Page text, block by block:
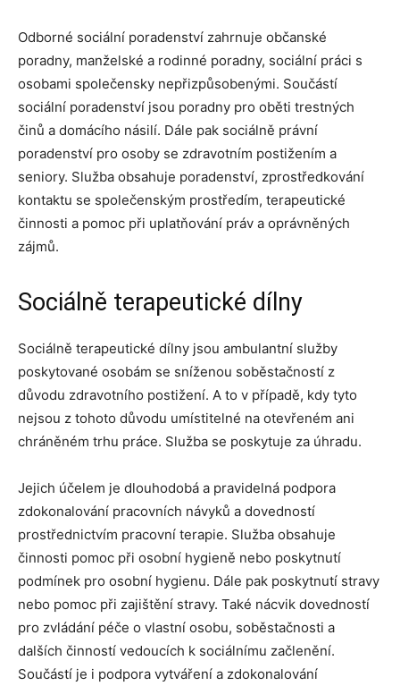
Odborné sociální poradenství zahrnuje občanské
poradny, manželské a rodinné poradny, sociální práci s
osobami společensky nepřizpůsobenými. Součástí
sociální poradenství jsou poradny pro oběti trestných
činů a domácího násilí. Dále pak sociálně právní
poradenství pro osoby se zdravotním postižením a
seniory. Služba obsahuje poradenství, zprostředkování
kontaktu se společenským prostředím, terapeutické
činnosti a pomoc při uplatňování práv a oprávněných
zájmů.
Sociálně terapeutické dílny
Sociálně terapeutické dílny jsou ambulantní služby
poskytované osobám se sníženou soběstačností z
důvodu zdravotního postižení. A to v případě, kdy tyto
nejsou z tohoto důvodu umístitelné na otevřeném ani
chráněném trhu práce. Služba se poskytuje za úhradu.
Jejich účelem je dlouhodobá a pravidelná podpora
zdokonalování pracovních návyků a dovedností
prostřednictvím pracovní terapie. Služba obsahuje
činnosti pomoc při osobní hygieně nebo poskytnutí
podmínek pro osobní hygienu. Dále pak poskytnutí stravy
nebo pomoc při zajištění stravy. Také nácvik dovedností
pro zvládání péče o vlastní osobu, soběstačnosti a
dalších činností vedoucích k sociálnímu začlenění.
Součástí je i podpora vytváření a zdokonalování